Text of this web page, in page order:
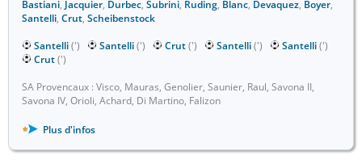
Bastiani, Jacquier, Durbec, Subrini, Ruding, Blanc, Devaquez, Boyer,
Santelli, Crut, Scheibenstock
Santelli(') Santelli(') Crut(') Santelli(') Santelli(')
Crut(')
SA Provencaux : Visco, Mauras, Genolier, Saunier, Raul, Savona II,
Savona IV, Orioli, Achard, Di Martino, Falizon
Plus d'infos